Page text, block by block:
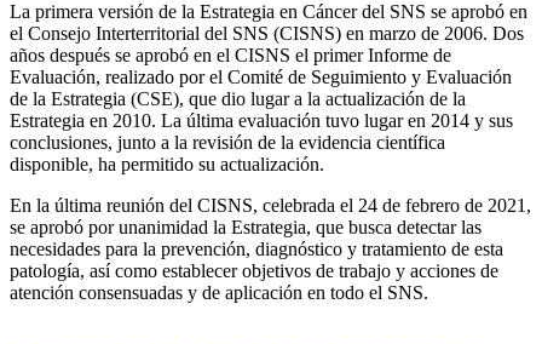
La primera versión de la Estrategia en Cáncer del SNS se aprobó en
el Consejo Interterritorial del SNS (CISNS) en marzo de 2006. Dos
años después se aprobó en el CISNS el primer Informe de
Evaluación, realizado por el Comité de Seguimiento y Evaluación
de la Estrategia (CSE), que dio lugar a la actualización de la
Estrategia en 2010. La última evaluación tuvo lugar en 2014 y sus
conclusiones, junto a la revisión de la evidencia científica
disponible, ha permitido su actualización.
En la última reunión del CISNS, celebrada el 24 de febrero de 2021,
se aprobó por unanimidad la Estrategia, que busca detectar las
necesidades para la prevención, diagnóstico y tratamiento de esta
patología, así como establecer objetivos de trabajo y acciones de
atención consensuadas y de aplicación en todo el SNS.